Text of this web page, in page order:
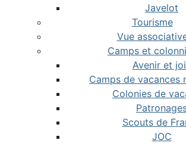
Javelot
Tourisme
Vue
Camps et
Avenir et
Camps de vacances
Colonies de
Scouts de
JOC